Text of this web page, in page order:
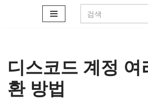
로
건
너
뛰
디스코드 계정 여
환 방법